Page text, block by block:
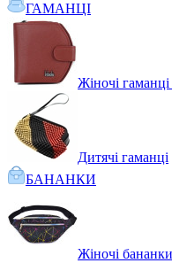
ГАМАНЦІ
Жіночі гаманці
Дитячі гаманці
БАНАНКИ
Жіночі бананки